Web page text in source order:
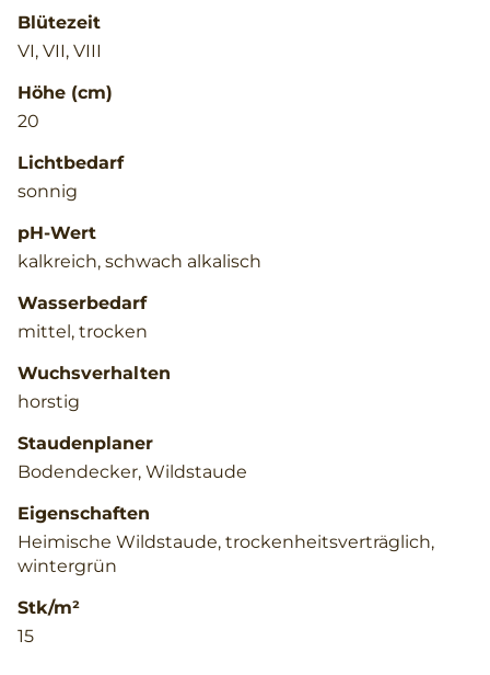
Blütezeit
VI, VII, VIII
Höhe (cm)
20
Lichtbedarf
sonnig
pH-Wert
kalkreich, schwach alkalisch
Wasserbedarf
mittel, trocken
Wuchsverhalten
horstig
Staudenplaner
Bodendecker, Wildstaude
Eigenschaften
Heimische Wildstaude, trockenheitsverträglich,
wintergrün
Stk/m²
15